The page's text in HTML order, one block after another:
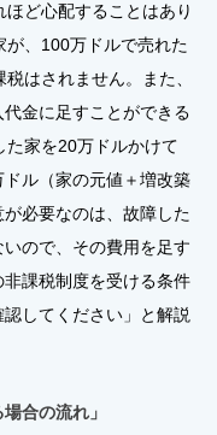
ど心配することはあり
が、100万ドルで売れた
はされません。また、
金に足すことができる
家を20万ドルかけて
ル（家の元値＋増改築
必要なのは、故障した
ので、その費用を足す
課税制度を受ける条件
してください」と解説
合の流れ」